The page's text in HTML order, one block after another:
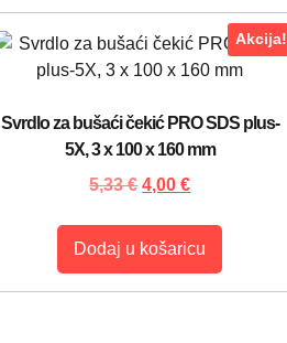
Akcija!
Svrdlo za bušaći čekić PRO SDS plus-
5X, 3 x 100 x 160 mm
5,33€ 4,00€
Dodaj u košaricu